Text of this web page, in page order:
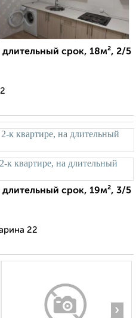
срок, 18м², 2/5
срок, 19м², 3/5
22
›